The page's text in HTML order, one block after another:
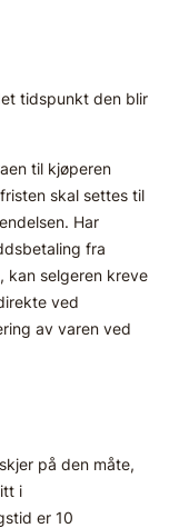
tidspunkt den blir
til kjøperen
skal settes til
Har
fra
kan selgeren kreve
ved
av varen ved
på den måte,
i
er 10